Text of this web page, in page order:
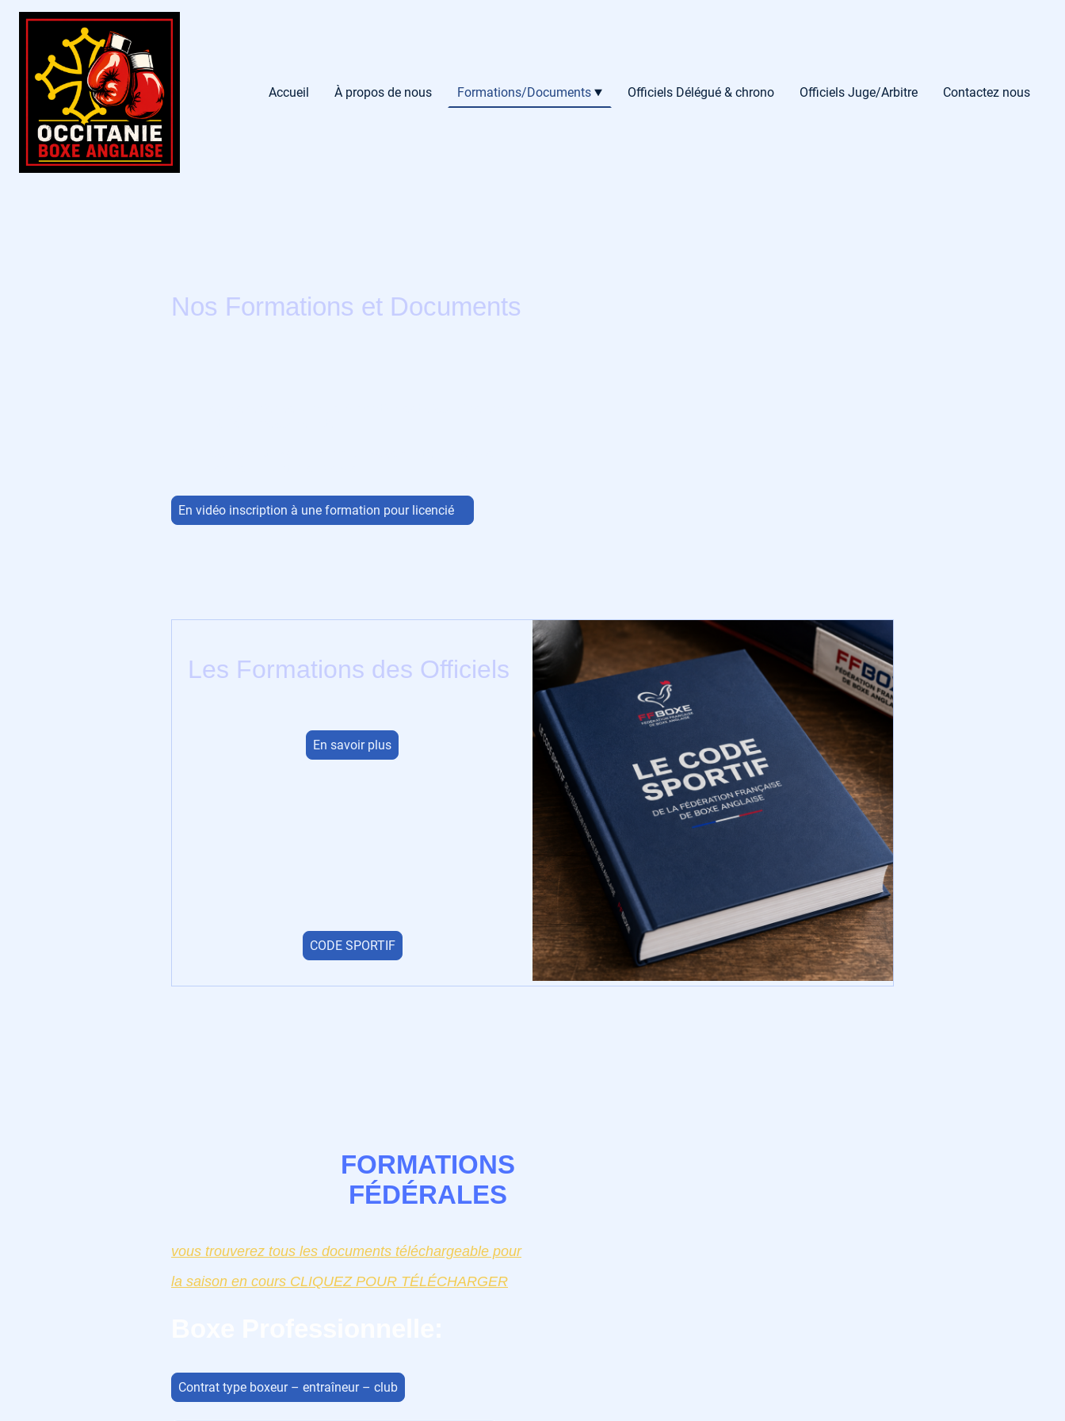
Accueil À propos de nous Formations/Documents Officiels Délégué & chrono Officiels Juge/Arbitre Contactez nous
Nos Formations et Documents
En vidéo inscription à une formation pour licencié
Les Formations des Officiels
En savoir plus
CODE SPORTIF
FORMATIONS
FÉDÉRALES
vous trouverez tous les documents téléchargeable pour
la saison en cours CLIQUEZ POUR TÉLÉCHARGER
Contrat type boxeur – entraîneur – club